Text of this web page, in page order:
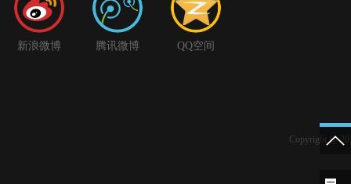
新浪微博 腾讯微博 QQ空间
Copyright @